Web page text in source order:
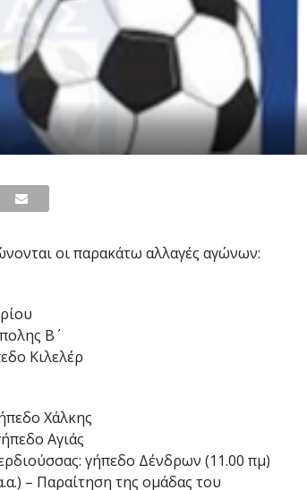
οι παρακάτω αλλαγές αγώνων:
Β΄
Κιλελέρ
Χάλκης
Αγιάς
γήπεδο Δένδρων (11.00 πμ)
– Παραίτηση της ομάδας του